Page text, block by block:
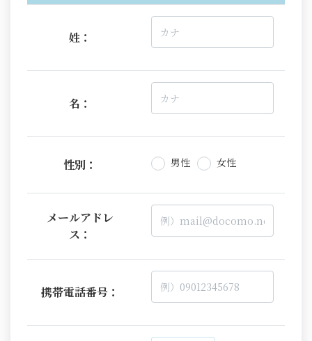
姓：
名：
性別： 男性 女性
メールアドレ
ス：
携帯電話番号：